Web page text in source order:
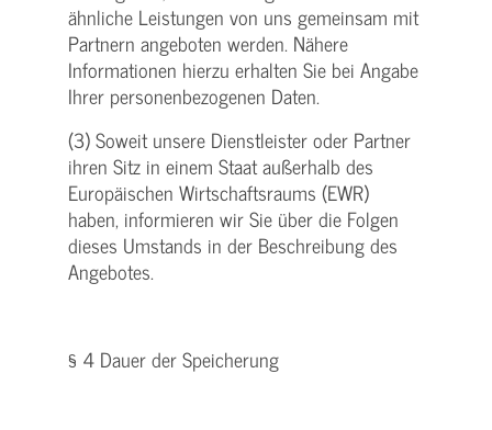
ähnliche Leistungen von uns gemeinsam mit
Partnern angeboten werden. Nähere
Informationen hierzu erhalten Sie bei Angabe
Ihrer personenbezogenen Daten.
(3) Soweit unsere Dienstleister oder Partner
ihren Sitz in einem Staat außerhalb des
Europäischen Wirtschaftsraums (EWR)
haben, informieren wir Sie über die Folgen
dieses Umstands in der Beschreibung des
Angebotes.
§ 4 Dauer der Speicherung